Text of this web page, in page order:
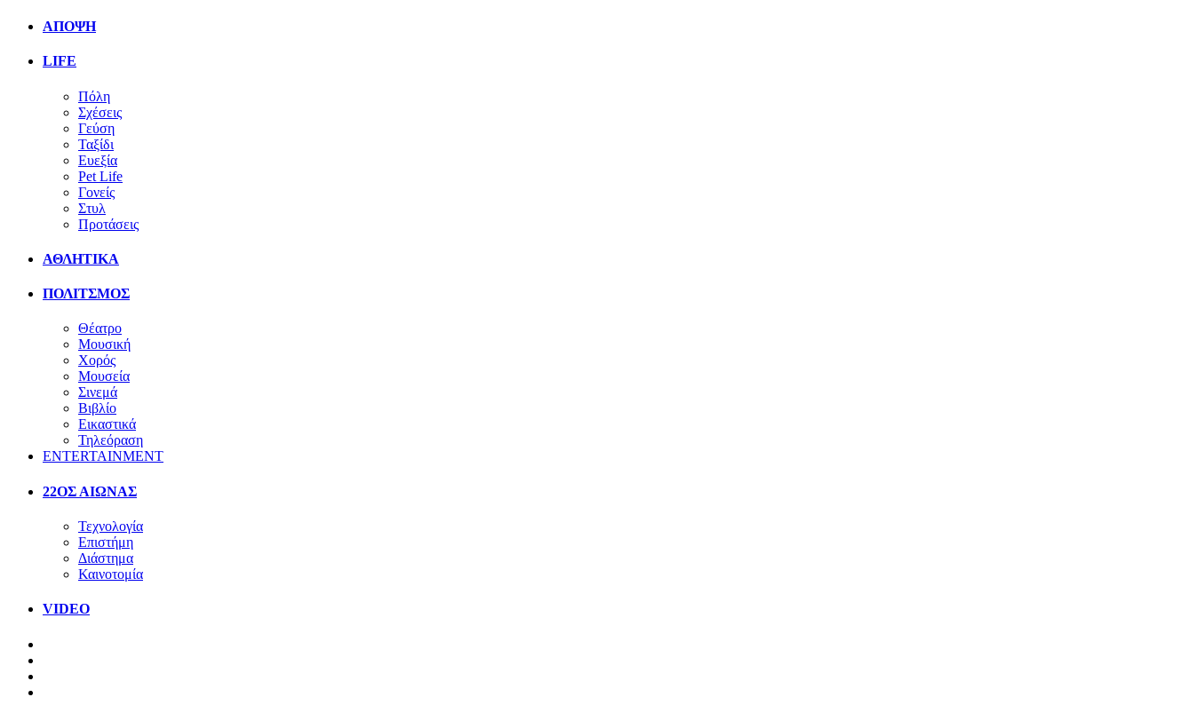
ΑΠΟΨΗ
LIFE
Πόλη
Σχέσεις
Γεύση
Ταξίδι
Ευεξία
Pet Life
Γονείς
Στυλ
Προτάσεις
ΑΘΛΗΤΙΚΑ
ΠΟΛΙΤΣΜΟΣ
Θέατρο
Μουσική
Χορός
Μουσεία
Σινεμά
Βιβλίο
Εικαστικά
Τηλεόραση
ENTERTAINMENT
22ΟΣ ΑΙΩΝΑΣ
Τεχνολογία
Επιστήμη
Διάστημα
Καινοτομία
VIDEO